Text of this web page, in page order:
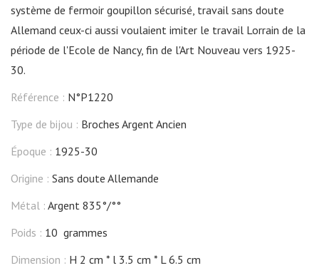
système de fermoir goupillon sécurisé, travail sans doute
Allemand ceux-ci aussi voulaient imiter le travail Lorrain de la
période de l'Ecole de Nancy, fin de l'Art Nouveau vers 1925-
30.
Référence : N°P1220
Type de bijou : Broches Argent Ancien
Époque : 1925-30
Origine : Sans doute Allemande
Métal : Argent 835°/°°
Poids : 10 grammes
Dimension : H 2 cm l 3.5 cm
L 6.5 cm